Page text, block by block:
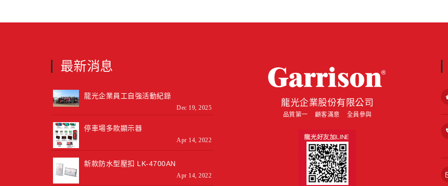
最新消息
龍光企業員工自強活動紀錄
Dec 19, 2025
停車場多款顯示器
Apr 14, 2022
新款防水型壓扣 LK-4700AN
Apr 14, 2022
about
龍光企業股份有限公司
品質第一 顧客滿意 全員參與